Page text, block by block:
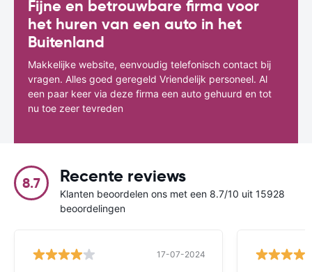
Fijne en betrouwbare firma voor
het huren van een auto in het
Buitenland
Makkelijke website, eenvoudig telefonisch contact bij
vragen. Alles goed geregeld Vriendelijk personeel. Al
een paar keer via deze firma een auto gehuurd en tot
nu toe zeer tevreden
8.7 Recente reviews
Klanten beoordelen ons met een 8.7/10 uit 15928
beoordelingen
17-07-2024